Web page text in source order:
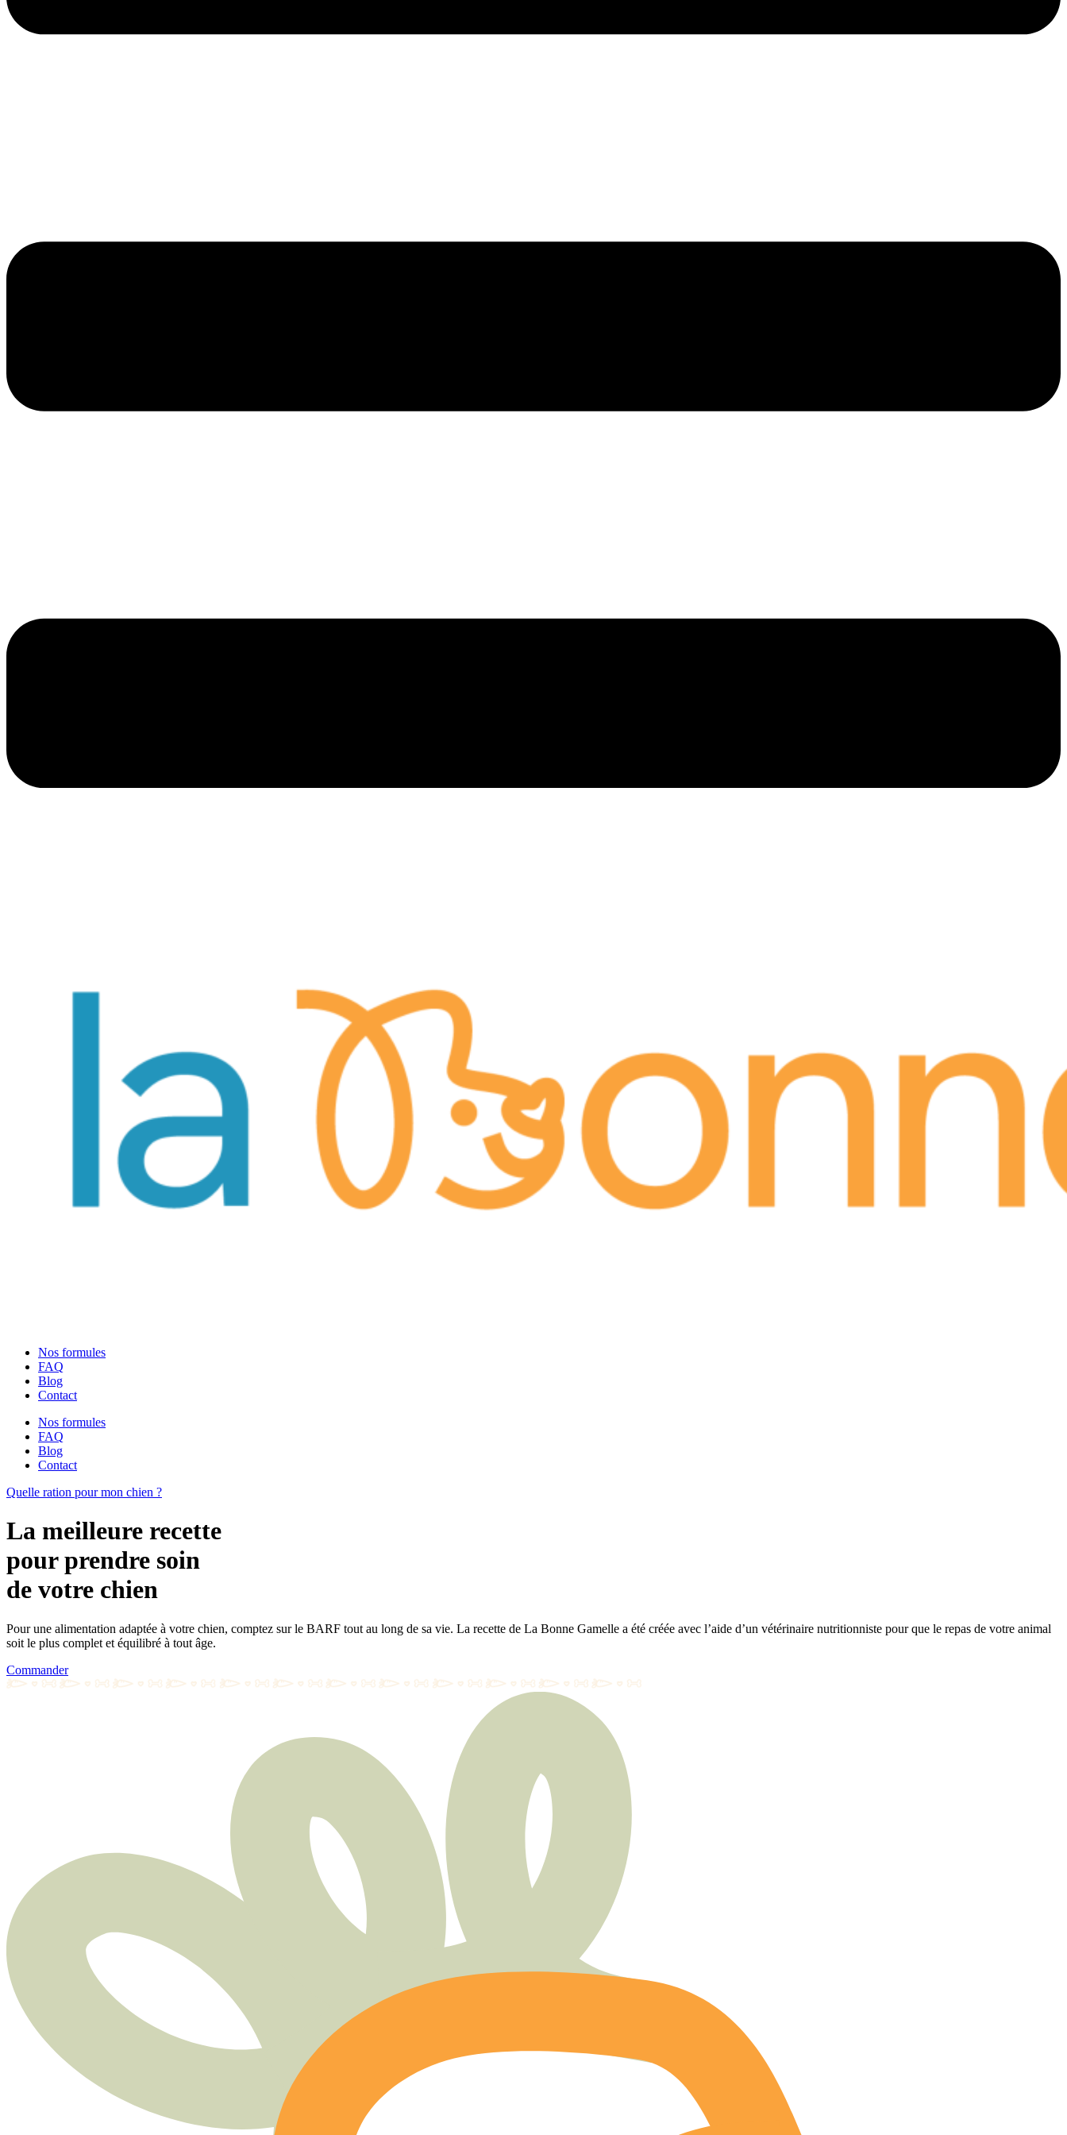
Nos formules
FAQ
Blog
Contact
Nos formules
FAQ
Blog
Contact
Quelle ration pour mon chien ?
La meilleure recette
pour prendre soin
de votre chien
Pour une alimentation adaptée à votre chien, comptez sur le BARF tout au long de sa vie. La recette de La Bonne Gamelle a été créée avec l’aide d’un vétérinaire nutritionniste pour que le repas de votre animal
soit le plus complet et équilibré à tout âge.
Commander